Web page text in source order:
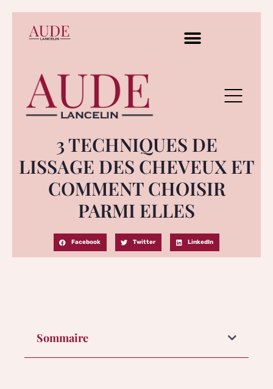
3 TECHNIQUES DE
LISSAGE DES CHEVEUX ET
COMMENT CHOISIR
PARMI ELLES
Facebook Twitter LinkedIn
Sommaire